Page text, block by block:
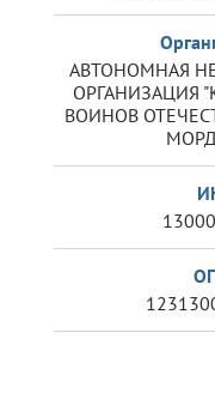
АВТОНОМНАЯ
ОРГАНИЗАЦИЯ
ВОИНОВ